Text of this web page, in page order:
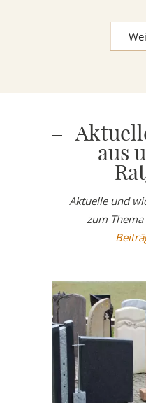
aus
Aktuelle und
zum